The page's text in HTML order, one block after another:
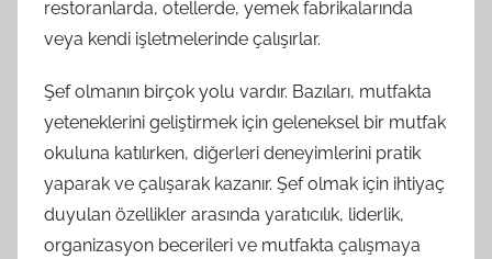
restoranlarda, otellerde, yemek fabrikalarında
veya kendi işletmelerinde çalışırlar.
Şef olmanın birçok yolu vardır. Bazıları, mutfakta
yeteneklerini geliştirmek için geleneksel bir mutfak
okuluna katılırken, diğerleri deneyimlerini pratik
yaparak ve çalışarak kazanır. Şef olmak için ihtiyaç
duyulan özellikler arasında yaratıcılık, liderlik,
organizasyon becerileri ve mutfakta çalışmaya